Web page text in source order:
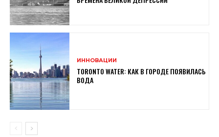
ИННОВАЦИИ
TORONTO WATER: КАК В ГОРОДЕ ПОЯВИЛАСЬ
ВОДА